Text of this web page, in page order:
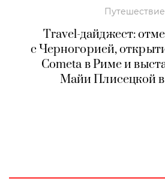
Путешествие
Travel-дайджест:
с Черногорией,
Cometa в Риме и
Майи Плисецкой